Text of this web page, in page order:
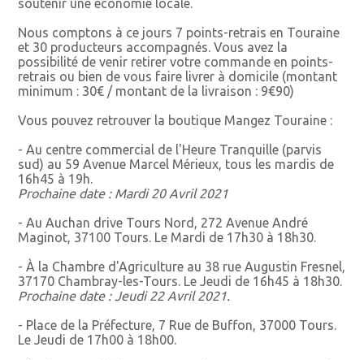
soutenir une économie locale.
Nous comptons à ce jours 7 points-retrais en Touraine
et 30 producteurs accompagnés. Vous avez la
possibilité de venir retirer votre commande en points-
retrais ou bien de vous faire livrer à domicile (montant
minimum : 30€ / montant de la livraison : 9€90)
Vous pouvez retrouver la boutique Mangez Touraine :
- Au centre commercial de l'Heure Tranquille (parvis
sud) au 59 Avenue Marcel Mérieux, tous les mardis de
16h45 à 19h.
Prochaine date : Mardi 20 Avril 2021
- Au Auchan drive Tours Nord, 272 Avenue André
Maginot, 37100 Tours. Le Mardi de 17h30 à 18h30.
- À la Chambre d'Agriculture au 38 rue Augustin Fresnel,
37170 Chambray-les-Tours. Le Jeudi de 16h45 à 18h30.
Prochaine date : Jeudi 22 Avril 2021.
- Place de la Préfecture, 7 Rue de Buffon, 37000 Tours.
Le Jeudi de 17h00 à 18h00.